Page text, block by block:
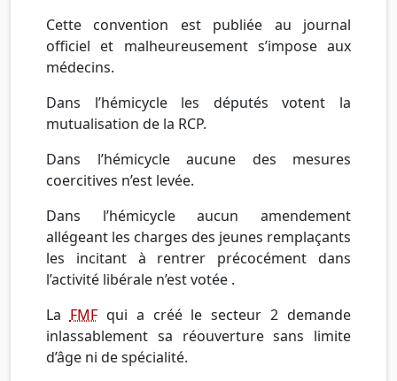
Cette convention est publiée au journal
officiel et malheureusement s’impose aux
médecins.
Dans l’hémicycle les députés votent la
mutualisation de la RCP.
Dans l’hémicycle aucune des mesures
coercitives n’est levée.
Dans l’hémicycle aucun amendement
allégeant les charges des jeunes remplaçants
les incitant à rentrer précocément dans
l’activité libérale n’est votée .
La FMFqui a créé le secteur 2 demande
inlassablement sa réouverture sans limite
d’âge ni de spécialité.